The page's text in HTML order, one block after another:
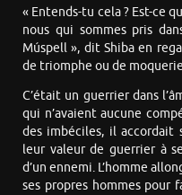
« Entends-tu cela ? Est-ce
nous qui sommes pris
Múspell », dit Shiba en
de triomphe ou de
C’était un guerrier dans
qui n’avaient aucune
des imbéciles, il accordait
leur valeur de guerrier à
d’un ennemi. L’homme
ses propres hommes pour